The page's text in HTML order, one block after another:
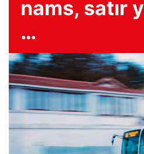
nams, satır
…